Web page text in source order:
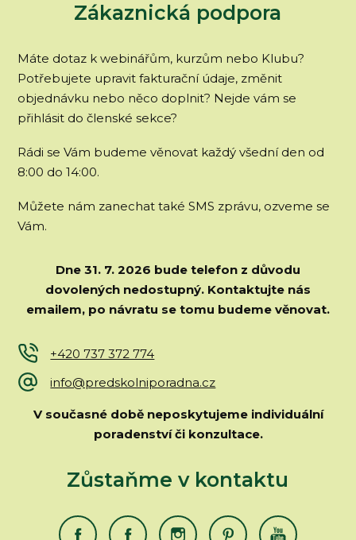
Zákaznická podpora
Máte dotaz k webinářům, kurzům nebo Klubu?
Potřebujete upravit fakturační údaje, změnit
objednávku nebo něco doplnit? Nejde vám se
přihlásit do členské sekce?
Rádi se Vám budeme věnovat každý všední den od
8:00 do 14:00.
Můžete nám zanechat také SMS zprávu, ozveme se
Vám.
Dne 31. 7. 2026 bude telefon z důvodu
dovolených nedostupný. Kontaktujte nás
emailem, po návratu se tomu budeme věnovat.
+420 737 372 774
info@predskolniporadna.cz
V současné době neposkytujeme individuální
poradenství či konzultace.
Zůstaňme v kontaktu